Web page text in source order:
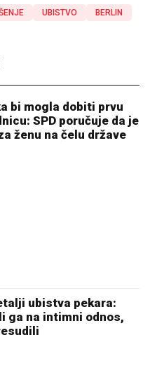
UBISTVO BERLIN
bi mogla dobiti prvu
SPD poručuje da je
ženu na čelu države
ubistva pekara:
ga na intimni odnos,